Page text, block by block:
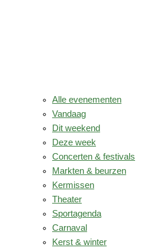
Alle evenementen
Vandaag
Dit weekend
Deze week
Concerten & festivals
Markten & beurzen
Kermissen
Theater
Sportagenda
Carnaval
Kerst & winter